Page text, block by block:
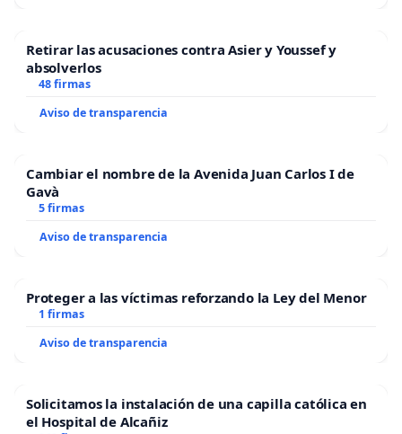
Retirar las acusaciones contra Asier y Youssef y
absolverlos
48 firmas
Aviso de transparencia
Cambiar el nombre de la Avenida Juan Carlos I de
Gavà
5 firmas
Aviso de transparencia
Proteger a las víctimas reforzando la Ley del Menor
1 firmas
Aviso de transparencia
Solicitamos la instalación de una capilla católica en
el Hospital de Alcañiz